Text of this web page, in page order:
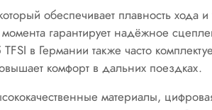
обеспечивает плавность хода
гарантирует надёжное
в Германии также часто
комфорт в дальних поездках.
материалы,